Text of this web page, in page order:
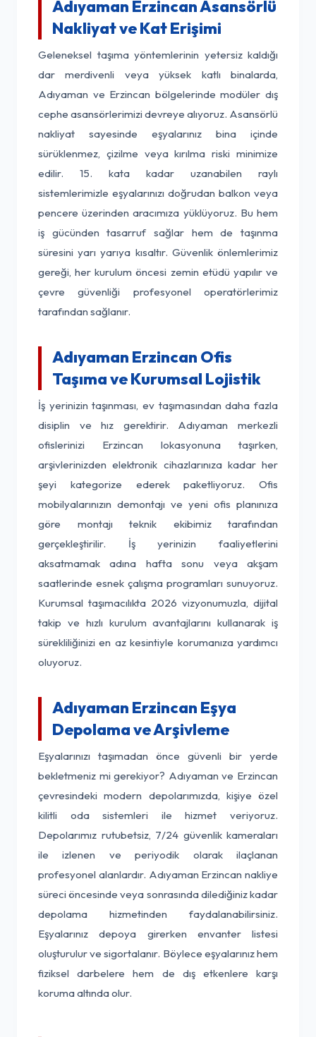
Adıyaman Erzincan Asansörlü
Nakliyat ve Kat Erişimi
Geleneksel taşıma yöntemlerinin yetersiz kaldığı
dar merdivenli veya yüksek katlı binalarda,
Adıyaman ve Erzincan bölgelerinde modüler dış
cephe asansörlerimizi devreye alıyoruz. Asansörlü
nakliyat sayesinde eşyalarınız bina içinde
sürüklenmez, çizilme veya kırılma riski minimize
edilir. 15. kata kadar uzanabilen raylı
sistemlerimizle eşyalarınızı doğrudan balkon veya
pencere üzerinden aracımıza yüklüyoruz. Bu hem
iş gücünden tasarruf sağlar hem de taşınma
süresini yarı yarıya kısaltır. Güvenlik önlemlerimiz
gereği, her kurulum öncesi zemin etüdü yapılır ve
çevre güvenliği profesyonel operatörlerimiz
tarafından sağlanır.
Adıyaman Erzincan Ofis
Taşıma ve Kurumsal Lojistik
İş yerinizin taşınması, ev taşımasından daha fazla
disiplin ve hız gerektirir. Adıyaman merkezli
ofislerinizi Erzincan lokasyonuna taşırken,
arşivlerinizden elektronik cihazlarınıza kadar her
şeyi kategorize ederek paketliyoruz. Ofis
mobilyalarınızın demontajı ve yeni ofis planınıza
göre montajı teknik ekibimiz tarafından
gerçekleştirilir. İş yerinizin faaliyetlerini
aksatmamak adına hafta sonu veya akşam
saatlerinde esnek çalışma programları sunuyoruz.
Kurumsal taşımacılıkta 2026 vizyonumuzla, dijital
takip ve hızlı kurulum avantajlarını kullanarak iş
sürekliliğinizi en az kesintiyle korumanıza yardımcı
oluyoruz.
Adıyaman Erzincan Eşya
Depolama ve Arşivleme
Eşyalarınızı taşımadan önce güvenli bir yerde
bekletmeniz mi gerekiyor? Adıyaman ve Erzincan
çevresindeki modern depolarımızda, kişiye özel
kilitli oda sistemleri ile hizmet veriyoruz.
Depolarımız rutubetsiz, 7/24 güvenlik kameraları
ile izlenen ve periyodik olarak ilaçlanan
profesyonel alanlardır. Adıyaman Erzincan nakliye
süreci öncesinde veya sonrasında dilediğiniz kadar
depolama hizmetinden faydalanabilirsiniz.
Eşyalarınız depoya girerken envanter listesi
oluşturulur ve sigortalanır. Böylece eşyalarınız hem
fiziksel darbelere hem de dış etkenlere karşı
koruma altında olur.